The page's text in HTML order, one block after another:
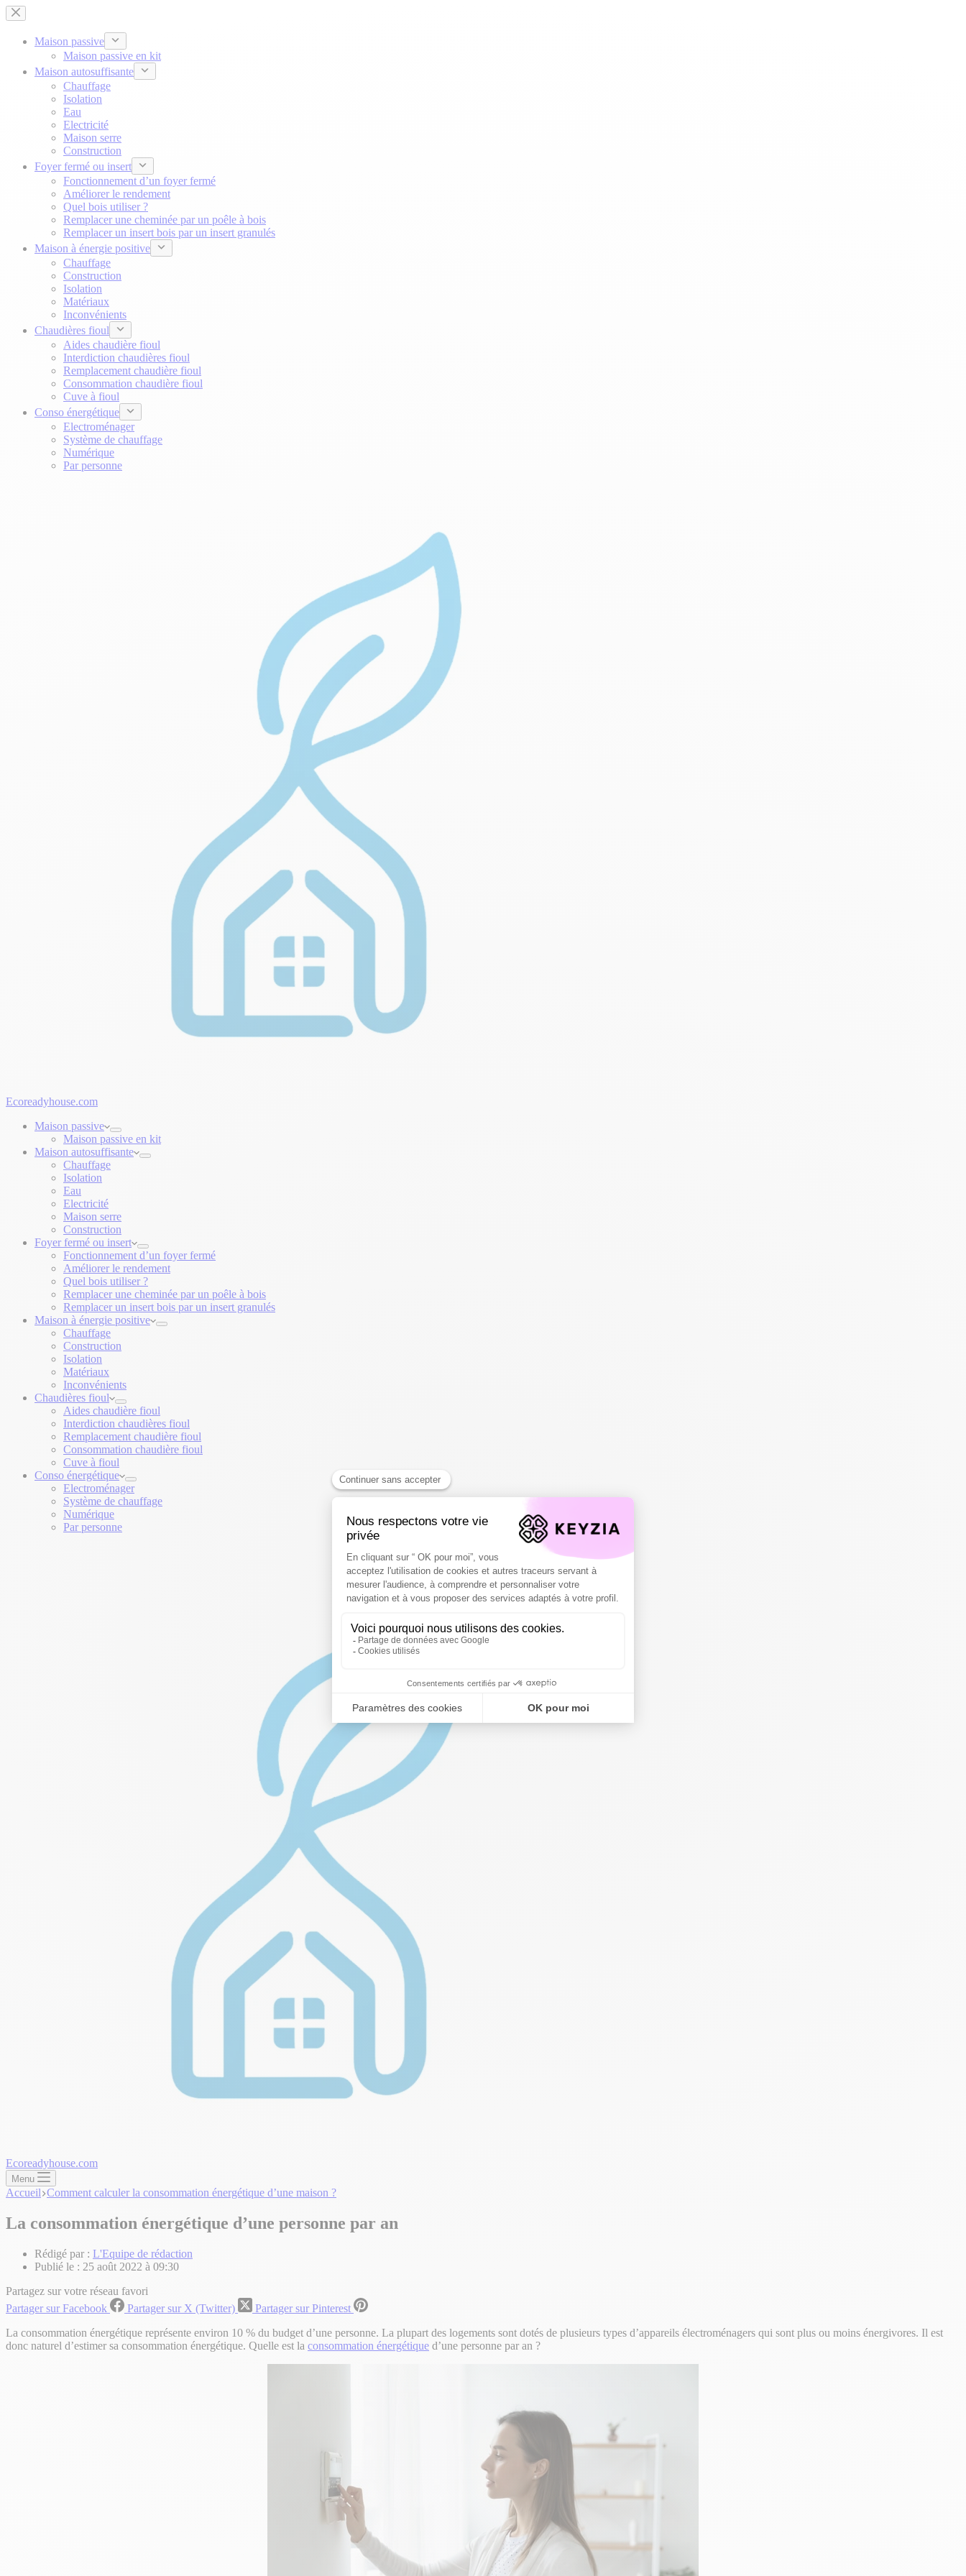
Passer
au
contenuMaison passive
Maison passive en kit
Maison autosuffisante
Chauffage
Isolation
Eau
Electricité
Maison serre
Construction
Foyer fermé ou insert
Fonctionnement d’un foyer fermé
Améliorer le rendement
Quel bois utiliser ?
Remplacer une cheminée par un poêle à bois
Remplacer un insert bois par un insert granulés
Maison à énergie positive
Chauffage
Construction
Isolation
Matériaux
Inconvénients
Chaudières fioul
Aides chaudière fioul
Interdiction chaudières fioul
Remplacement chaudière fioul
Consommation chaudière fioul
Cuve à fioul
Conso énergétique
Electroménager
Système de chauffage
Numérique
Par personne
Ecoreadyhouse.com
Maison passive
Maison passive en kit
Maison autosuffisante
Chauffage
Isolation
Eau
Electricité
Maison serre
Construction
Foyer fermé ou insert
Fonctionnement d’un foyer fermé
Améliorer le rendement
Quel bois utiliser ?
Remplacer une cheminée par un poêle à bois
Remplacer un insert bois par un insert granulés
Maison à énergie positive
Chauffage
Construction
Isolation
Matériaux
Inconvénients
Chaudières fioul
Aides chaudière fioul
Interdiction chaudières fioul
Remplacement chaudière fioul
Consommation chaudière fioul
Cuve à fioul
Conso énergétique
Electroménager
Système de chauffage
Numérique
Par personne
Ecoreadyhouse.com
Menu
Accueil Comment calculer la consommation énergétique d’une maison ?
La consommation énergétique d’une personne par an
Rédigé par : L'Equipe de rédaction
Publié le : 25 août 2022 à 09:30
Partagez sur votre réseau favori
Partager sur Facebook
Partager sur X (Twitter)
Partager sur Pinterest
La consommation énergétique représente environ 10 % du budget d’une personne. La plupart des logements sont dotés de plusieurs types d’appareils électroménagers qui sont plus ou moins énergivores. Il est
donc naturel d’estimer sa consommation énergétique. Quelle est la consommation énergétique d’une personne par an ?